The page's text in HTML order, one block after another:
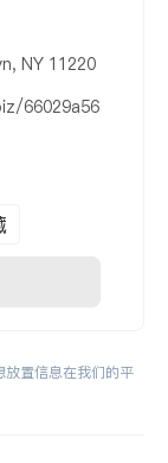
6402 8th Ave 2nd Floor, , Brooklyn, NY 11220
66029a56
放置信息在我们的平